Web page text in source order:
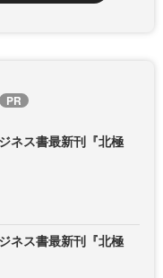
ネス書最新刊『北極
ネス書最新刊『北極